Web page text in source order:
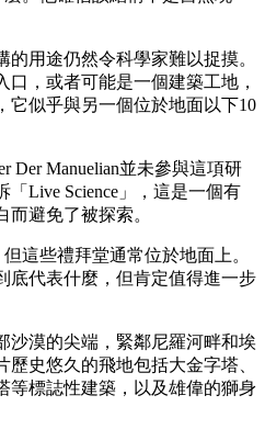
用途仍然令科學家難以捉摸。
，或者可能是一個建築工地，
它似乎與另一個位於地面以下10
Der Manuelian並未參與這項研
Live Science」，這是一個有
避免了被探索。
這些禮拜堂通常位於地面上。
底代表什麼，但肯定值得進一步
沙漠的尖端，緊鄰尼羅河畔和埃
史悠久的飛地包括大金字塔、
等標誌性建築，以及雄偉的獅身